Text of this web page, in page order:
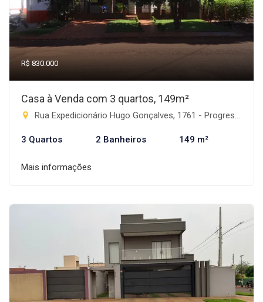
R$ 830.000
Casa à Venda com 3 quartos, 149m²
Rua Expedicionário Hugo Gonçalves, 1761 - Progresso, Rio Brilhante-MS
3 Quartos 2 Banheiros 149 m²
Mais informações